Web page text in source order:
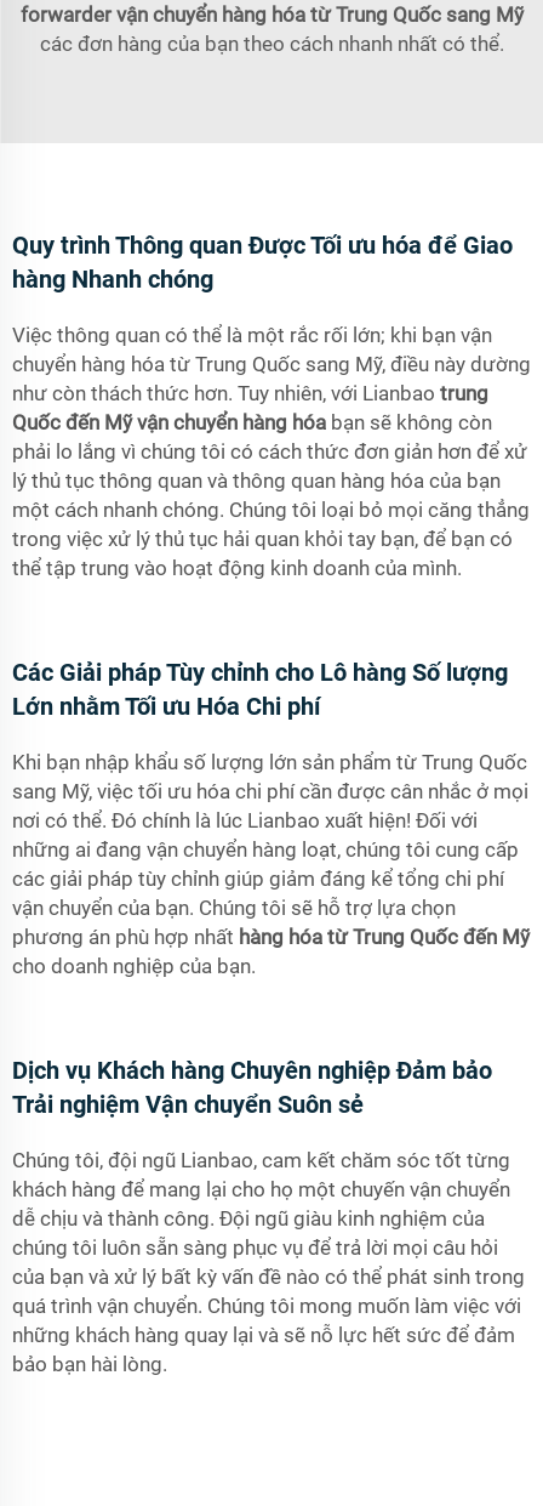
forwarder vận chuyển hàng hóa từ Trung Quốc sang Mỹ
các đơn hàng của bạn theo cách nhanh nhất có thể.
Quy trình Thông quan Được Tối ưu hóa để Giao
hàng Nhanh chóng
Việc thông quan có thể là một rắc rối lớn; khi bạn vận
chuyển hàng hóa từ Trung Quốc sang Mỹ, điều này dường
như còn thách thức hơn. Tuy nhiên, với Lianbao trung
Quốc đến Mỹ vận chuyển hàng hóa bạn sẽ không còn
phải lo lắng vì chúng tôi có cách thức đơn giản hơn để xử
lý thủ tục thông quan và thông quan hàng hóa của bạn
một cách nhanh chóng. Chúng tôi loại bỏ mọi căng thẳng
trong việc xử lý thủ tục hải quan khỏi tay bạn, để bạn có
thể tập trung vào hoạt động kinh doanh của mình.
Các Giải pháp Tùy chỉnh cho Lô hàng Số lượng
Lớn nhằm Tối ưu Hóa Chi phí
Khi bạn nhập khẩu số lượng lớn sản phẩm từ Trung Quốc
sang Mỹ, việc tối ưu hóa chi phí cần được cân nhắc ở mọi
nơi có thể. Đó chính là lúc Lianbao xuất hiện! Đối với
những ai đang vận chuyển hàng loạt, chúng tôi cung cấp
các giải pháp tùy chỉnh giúp giảm đáng kể tổng chi phí
vận chuyển của bạn. Chúng tôi sẽ hỗ trợ lựa chọn
phương án phù hợp nhất hàng hóa từ Trung Quốc đến Mỹ
cho doanh nghiệp của bạn.
Dịch vụ Khách hàng Chuyên nghiệp Đảm bảo
Trải nghiệm Vận chuyển Suôn sẻ
Chúng tôi, đội ngũ Lianbao, cam kết chăm sóc tốt từng
khách hàng để mang lại cho họ một chuyến vận chuyển
dễ chịu và thành công. Đội ngũ giàu kinh nghiệm của
chúng tôi luôn sẵn sàng phục vụ để trả lời mọi câu hỏi
của bạn và xử lý bất kỳ vấn đề nào có thể phát sinh trong
quá trình vận chuyển. Chúng tôi mong muốn làm việc với
những khách hàng quay lại và sẽ nỗ lực hết sức để đảm
bảo bạn hài lòng.